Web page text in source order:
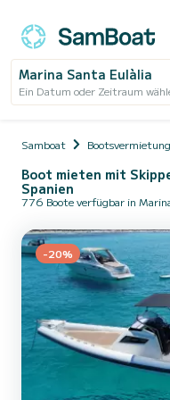
Marina Santa Eulàlia
Ein Datum oder Zeitraum
Samboat Bootsvermietung
Boot mieten mit
Spanien
776 Boote verfügbar in
-20%